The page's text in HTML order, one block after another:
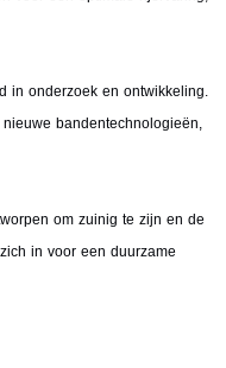
in onderzoek en ontwikkeling.
bandentechnologieën,
om zuinig te zijn en de
in voor een duurzame